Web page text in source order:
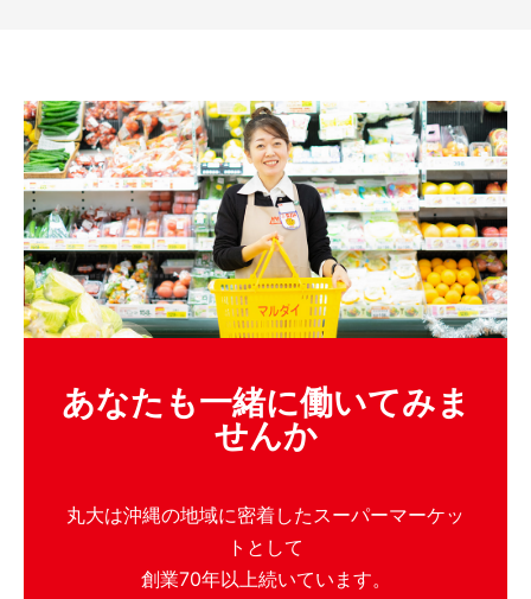
あなたも一緒に働いてみま
せんか
丸大は沖縄の地域に密着したスーパーマーケッ
トとして
創業70年以上続いています。